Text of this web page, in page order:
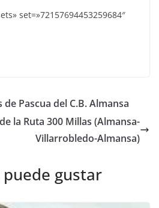
set=»72157694453259684″
Pascua del C.B. Almansa
la Ruta 300 Millas (Almansa-
Villarrobledo-Almansa)
gustar